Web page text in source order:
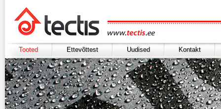
Tooted Ettevõttest Uudised Kontakt